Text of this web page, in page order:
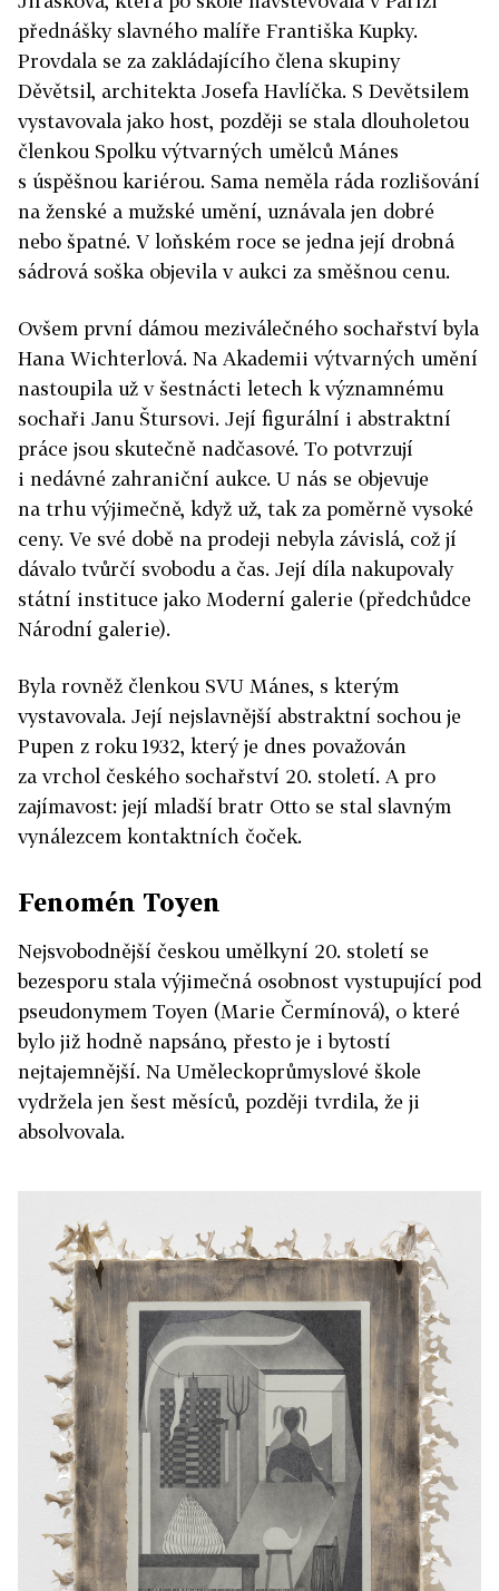
přednášky slavného malíře Františka Kupky.
Provdala se za zakládajícího člena skupiny
Děvětsil, architekta Josefa Havlíčka. S Devětsilem
vystavovala jako host, později se stala dlouholetou
členkou Spolku výtvarných umělců Mánes
s úspěšnou kariérou. Sama neměla ráda rozlišování
na ženské a mužské umění, uznávala jen dobré
nebo špatné. V loňském roce se jedna její drobná
sádrová soška objevila v aukci za směšnou cenu.
Ovšem první dámou meziválečného sochařství byla
Hana Wichterlová. Na Akademii výtvarných umění
nastoupila už v šestnácti letech k významnému
sochaři Janu Štursovi. Její figurální i abstraktní
práce jsou skutečně nadčasové. To potvrzují
i nedávné zahraniční aukce. U nás se objevuje
na trhu výjimečně, když už, tak za poměrně vysoké
ceny. Ve své době na prodeji nebyla závislá, což jí
dávalo tvůrčí svobodu a čas. Její díla nakupovaly
státní instituce jako Moderní galerie (předchůdce
Národní galerie).
Byla rovněž členkou SVU Mánes, s kterým
vystavovala. Její nejslavnější abstraktní sochou je
Pupen z roku 1932, který je dnes považován
za vrchol českého sochařství 20. století. A pro
zajímavost: její mladší bratr Otto se stal slavným
vynálezcem kontaktních čoček.
Fenomén Toyen
Nejsvobodnější českou umělkyní 20. století se
bezesporu stala výjimečná osobnost vystupující pod
pseudonymem Toyen (Marie Čermínová), o které
bylo již hodně napsáno, přesto je i bytostí
nejtajemnější. Na Uměleckoprůmyslové škole
vydržela jen šest měsíců, později tvrdila, že ji
absolvovala.